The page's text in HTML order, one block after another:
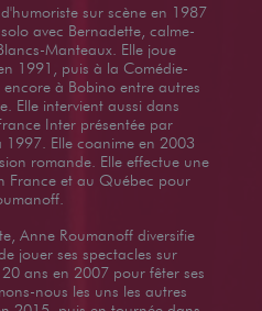
sur scène en 1987
avec Bernadette, calme-
Manteaux. Elle joue
1991, puis à la Comédie-
à Bobino entre autres
Elle intervient aussi dans
Inter présentée par
Elle coanime en 2003
romande. Elle effectue une
France et au Québec pour
Anne Roumanoff diversifie
jouer ses spectacles sur
ans en 2007 pour fêter ses
nous les uns les autres